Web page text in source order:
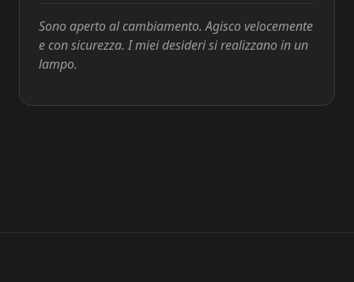
Sono aperto al cambiamento. Agisco velocemente
e con sicurezza. I miei desideri si realizzano in un
lampo.